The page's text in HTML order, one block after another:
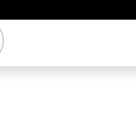
Zoeken